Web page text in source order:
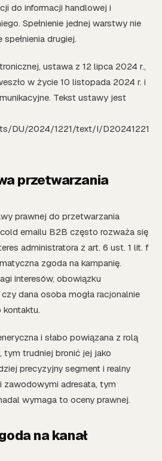
do informacji handlowej i
Spełnienie jednej warstwy nie
drugiej.
ustawa z 12 lipca 2024 r.,
w życie 10 listopada 2024 r. i
Tekst ustawy jest
DU/2024/1221/text/I/D20241221
przetwarzania
prawnej do przetwarzania
emailu B2B często rozważa się
administratora z art. 6 ust. 1 lit. f
zgoda na kampanię.
interesów, obowiązku
dana osoba mogła racjonalnie
i słabo powiązana z rolą
tym trudniej bronić jej jako
precyzyjny segment i realny
zawodowymi adresata, tym
wymaga to oceny prawnej.
na kanał